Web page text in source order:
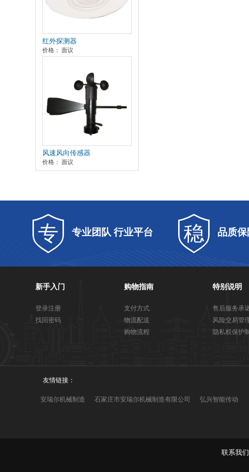
红外探测器
价格： 面议
风速风向传感器
价格： 面议
专 专业团队 行业平台 稳 品质
新手入门
登录注册
找回密码
购物指南
支付方式
物流配送
购物流程
特别说明
售后服务承
风险交易管
隐私权保护
友情链接：
安瑞尔机械制造 石家庄市安瑞尔机械制造有限公司 弘兴智能传动
联系我们